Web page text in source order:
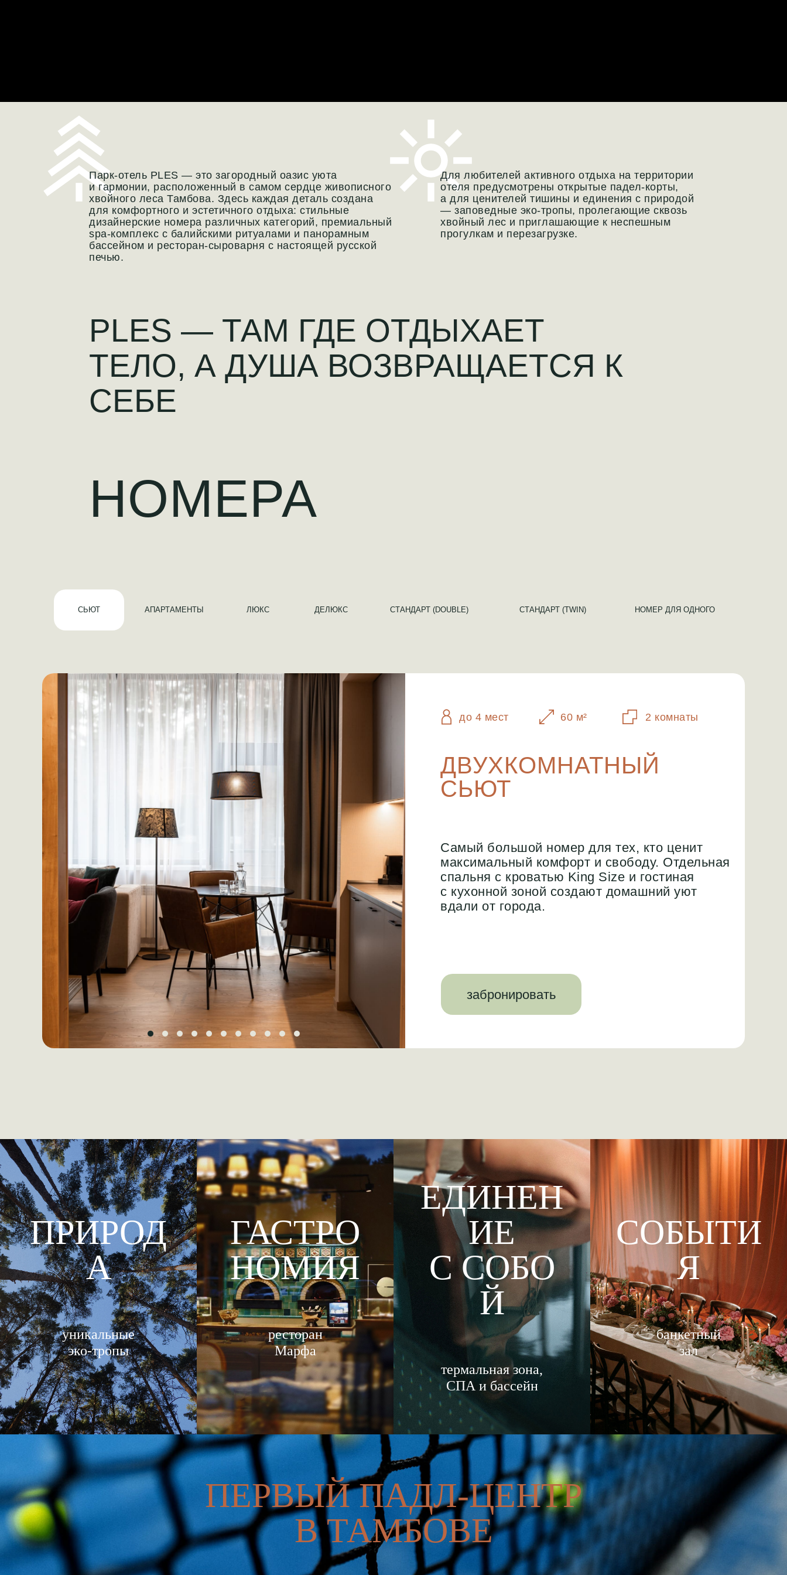
PLES — ТАМ ГДЕ ОТДЫХАЕТ
ТЕЛО, А ДУША ВОЗВРАЩАЕТСЯ К
СЕБЕ
Для любителей активного отдыха на территории
отеля предусмотрены открытые падел-корты,
а для ценителей тишины и единения с природой
— заповедные эко-тропы, пролегающие сквозь
хвойный лес и приглашающие к неспешным
прогулкам и перезагрузке.
Парк-отель PLES — это загородный оазис уюта
и гармонии, расположенный в самом сердце живописного
хвойного леса Тамбова. Здесь каждая деталь создана
для комфортного и эстетичного отдыха: стильные
дизайнерские номера различных категорий, премиальный
spa-комплекс с балийскими ритуалами и панорамным
бассейном и ресторан-сыроварня с настоящей русской
печью.
НОМЕРА
НОМЕР ДЛЯ ОДНОГО
СТАНДАРТ (TWIN)
СТАНДАРТ (DOUBLE)
ДЕЛЮКС
ЛЮКС
АПАРТАМЕНТЫ
СЬЮТ
до 4 мест 60 м² 2 комнаты
Самый большой номер для тех, кто ценит
максимальный комфорт и свободу. Отдельная
спальня с кроватью King Size и гостиная
с кухонной зоной создают домашний уют
вдали от города.
ДВУХКОМНАТНЫЙ
СЬЮТ
забронировать
ПРИРОД
А
уникальные
эко-тропы
ГАСТРО
НОМИЯ
ресторан
Марфа
ЕДИНЕН
ИЕ
С СОБО
Й
термальная зона,
СПА и бассейн
СОБЫТИ
Я
банкетный
зал
ПЕРВЫЙ ПАДЛ-ЦЕНТР
В ТАМБОВЕ